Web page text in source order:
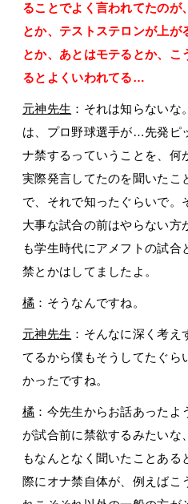
ることでよく言われてたのが
とか、テストステロンが上が
とか、あとはモテるとか、こ
るとよくいわれてる…
元神先生 ：それは知らない
は、プロ野球選手が…先発ピ
ナ禁するっていうことを、何
実際発言してたのを聞いたこ
で、それで知ったぐらいで。
大事な試合の前はやらない方
も学生時代にアメフトの試合
禁とかはしてましたよ。
橘 ：そうなんですね。
元神先生 ：そんなに深く考え
てるから僕もそうしてたぐら
かったですね。
橘 ：今先生からお話あったよ
が試合前に禁欲するみたいな
もなんとなく聞いたことある
際にオナ禁自体が、例えばこ